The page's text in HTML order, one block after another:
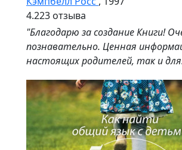
4.223 отзыва
"Благодарю за создание Книги!
познавательно. Ценная
настоящих родителей, так и